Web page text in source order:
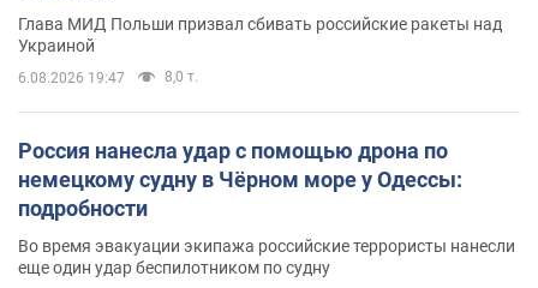
Глава МИД Польши призвал сбивать российские ракеты над
Украиной
6.08.2026 19:47 8,0 т.
Россия нанесла удар с помощью дрона по
немецкому судну в Чёрном море у Одессы:
подробности
Во время эвакуации экипажа российские террористы нанесли
еще один удар беспилотником по судну